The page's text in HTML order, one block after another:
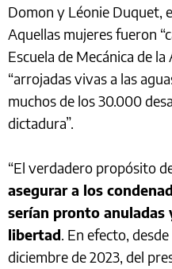
Domon y Léonie Duquet,
Aquellas mujeres fueron
Escuela de Mecánica de
“arrojadas vivas a las
muchos de los 30.000
dictadura”.
“El verdadero propósito
asegurar a los
serían pronto anuladas
libertad. En efecto,
diciembre de 2023, del